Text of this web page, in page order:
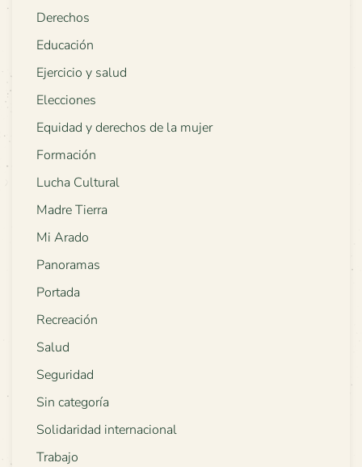
Derechos
Educación
Ejercicio y salud
Elecciones
Equidad y derechos de la mujer
Formación
Lucha Cultural
Madre Tierra
Mi Arado
Panoramas
Portada
Recreación
Salud
Seguridad
Sin categoría
Solidaridad internacional
Trabajo